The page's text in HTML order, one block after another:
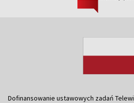
Dofinansowanie ustawowych zadań